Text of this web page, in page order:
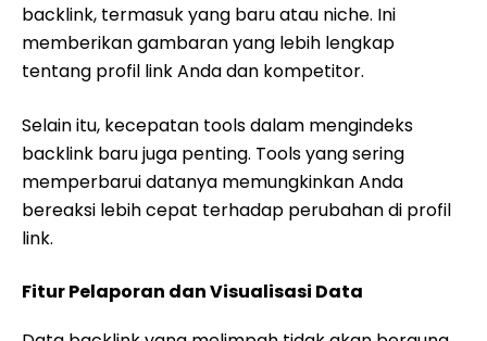
backlink, termasuk yang baru atau niche. Ini
memberikan gambaran yang lebih lengkap
tentang profil link Anda dan kompetitor.
Selain itu, kecepatan tools dalam mengindeks
backlink baru juga penting. Tools yang sering
memperbarui datanya memungkinkan Anda
bereaksi lebih cepat terhadap perubahan di profil
link.
Fitur Pelaporan dan Visualisasi Data